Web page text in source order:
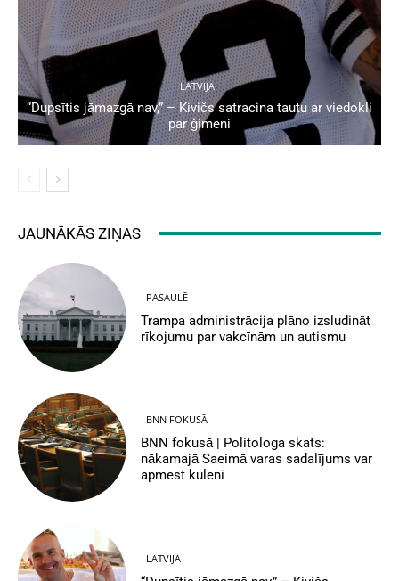
LATVIJA
“Dupsītis jāmazgā nav,” – Kivičs satracina tautu ar viedokli
par ģimeni
JAUNĀKĀS ZIŅAS
PASAULĒ
Trampa administrācija plāno izsludināt
rīkojumu par vakcīnām un autismu
BNN FOKUSĀ
BNN fokusā | Politologa skats:
nākamajā Saeimā varas sadalījums var
apmest kūleni
LATVIJA